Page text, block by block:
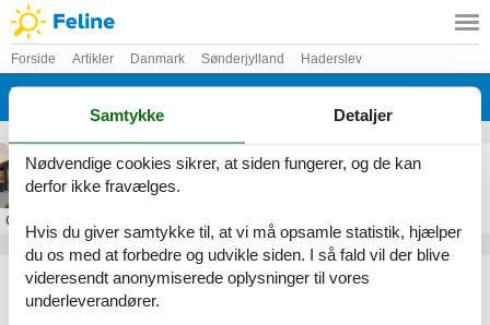
Forside Artikler Danmark Sønderjylland Haderslev
Vikær Strand
sommerhus diernæs strand
Om
Artikeltyper
Alle
Samtykke Detaljer
Nødvendige cookies sikrer, at siden fungerer, og de kan
derfor ikke fravælges.
Hvis du giver samtykke til, at vi må opsamle statistik, hjælper
du os med at forbedre og udvikle siden. I så fald vil der blive
videresendt anonymiserede oplysninger til vores
underleverandører.